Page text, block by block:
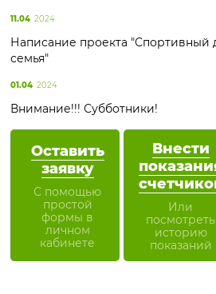
Оставить
заявку
С помощью
простой
формы в
личном
кабинете
Внести
Или
посмотреть
историю
показаний
11.04 2024
Написание проекта "Спортивный
семья"
01.04 2024
Внимание!!! Субботники!